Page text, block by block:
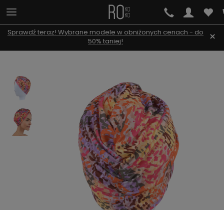
Sprawdź teraz! Wybrane modele w obniżonych cenach - do
50% taniej!
×